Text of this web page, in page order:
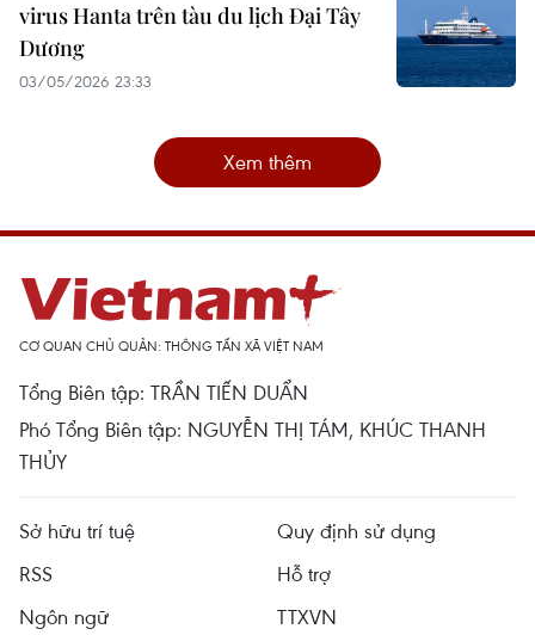
virus Hanta trên tàu du lịch Đại Tây
Dương
03/05/2026 23:33
Xem thêm
CƠ QUAN CHỦ QUẢN: THÔNG TẤN XÃ VIỆT NAM
Tổng Biên tập: TRẦN TIẾN DUẨN
Phó Tổng Biên tập: NGUYỄN THỊ TÁM, KHÚC THANH
THỦY
Sở hữu trí tuệ
Quy định sử dụng
RSS
Hỗ trợ
Ngôn ngữ
TTXVN